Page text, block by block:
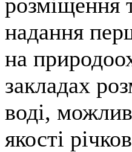
надання
на
закладах
воді,
якості